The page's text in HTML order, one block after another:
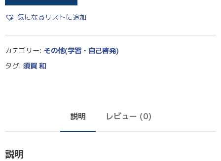
気になるリストに追加
カテゴリー: その他(学習・自己啓発)
タグ: 須賀 和
説明 レビュー (0)
説明